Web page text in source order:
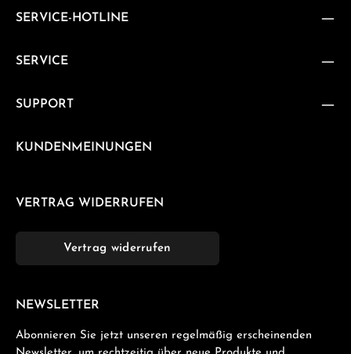
SERVICE-HOTLINE
SERVICE
SUPPORT
KUNDENMEINUNGEN
VERTRAG WIDERRUFEN
Vertrag widerrufen
NEWSLETTER
Abonnieren Sie jetzt unseren regelmäßig erscheinenden